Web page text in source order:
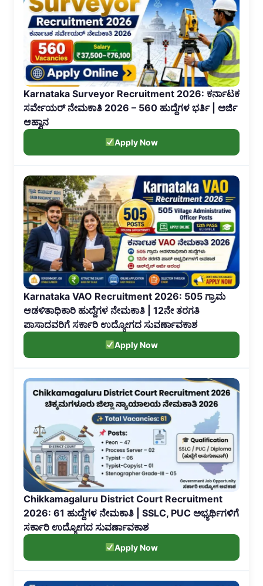
Karnataka Surveyor Recruitment 2026: ಕರ್ನಾಟಕ
ಸರ್ವೇಯರ್ ನೇಮಕಾತಿ 2026 – 560 ಹುದ್ದೆಗಳ ಭರ್ತಿ | ಅರ್ಜಿ
ಆಹ್ವಾನ
Apply Now
Karnataka VAO Recruitment 2026: 505 ಗ್ರಾಮ
ಆಡಳಿತಾಧಿಕಾರಿ ಹುದ್ದೆಗಳ ನೇಮಕಾತಿ | 12ನೇ ತರಗತಿ
ಪಾಸಾದವರಿಗೆ ಸರ್ಕಾರಿ ಉದ್ಯೋಗದ ಸುವರ್ಣಾವಕಾಶ
Apply Now
Chikkamagaluru District Court Recruitment
2026: 61 ಹುದ್ದೆಗಳ ನೇಮಕಾತಿ | SSLC, PUC ಅಭ್ಯರ್ಥಿಗಳಿಗೆ
ಸರ್ಕಾರಿ ಉದ್ಯೋಗದ ಸುವರ್ಣಾವಕಾಶ
Apply Now